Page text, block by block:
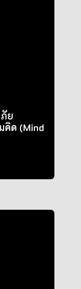
ย
ด (Mind